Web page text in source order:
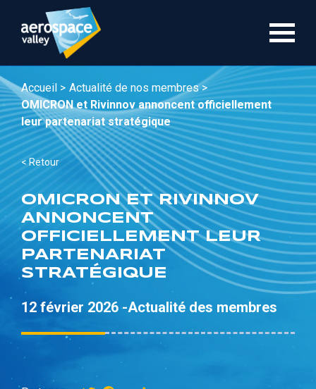
contenu
Accueil > Actualité de nos membres >
OMICRON et Rivinnov annoncent officiellement
leur partenariat stratégique
< Retour
OMICRON ET RIVINNOV
ANNONCENT
OFFICIELLEMENT LEUR
PARTENARIAT
STRATÉGIQUE
12 février 2026 -Actualité des membres